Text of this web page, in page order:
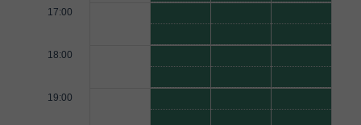
17:00
18:00
19:00